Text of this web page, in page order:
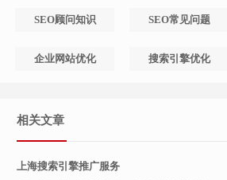
SEO顾问知识 SEO常见问题
企业网站优化 搜索引擎优化
相关文章
上海搜索引擎推广服务